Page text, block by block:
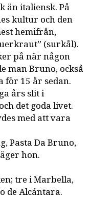
än italiensk. På
kultur och den
hemifrån,
(surkål).
på när någon
man Bruno, också
för 15 år sedan.
års slit i
det goda livet.
med att vara
Pasta Da Bruno,
hon.
tre i Marbella,
de Alcántara.